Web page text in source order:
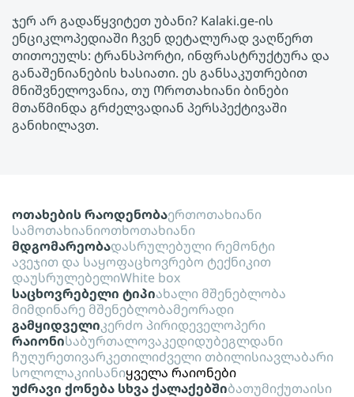
ჯერ არ გადაწყვიტეთ უბანი? Kalaki.ge-ის
ენციკლოპედიაში ჩვენ დეტალურად ვაღწერთ
თითოეულს: ტრანსპორტი, ინფრასტრუქტურა და
განაშენიანების ხასიათი. ეს განსაკუთრებით
მნიშვნელოვანია, თუ Ოროთახიანი ბინები
მთაწმინდა გრძელვადიან პერსპექტივაში
განიხილავთ.
ოთახების რაოდენობაერთოთახიანი
სამოთახიანიოთხოთახიანი
მდგომარეობადასრულებული რემონტი
ავეჯით და საყოფაცხოვრებო ტექნიკით
დაუსრულებელიWhite box
საცხოვრებელი ტიპიახალი მშენებლობა
მიმდინარე მშენებლობამეორადი
გამყიდველიკერძო პირიდეველოპერი
რაიონისაბურთალოვაკედიდუბეგლდანი
ჩუღურეთივარკეთილიძველი თბილისიავლაბარი
სოლოლაკიისანიყველა რაიონები
უძრავი ქონება სხვა ქალაქებშიბათუმიქუთაისი